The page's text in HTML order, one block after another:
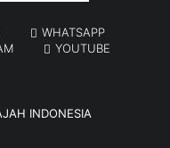
WHATSAPP
YOUTUBE
INDONESIA